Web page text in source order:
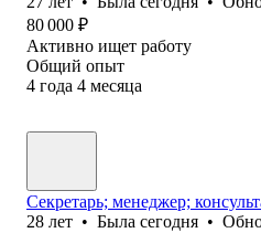
80 000 ₽
Активно ищет работу
Общий опыт
4 года 4 месяца
Секретарь; менеджер;
28 лет • Была сегодня •